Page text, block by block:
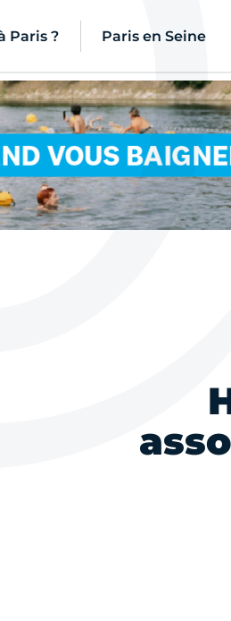
Paris ? Paris en Seine